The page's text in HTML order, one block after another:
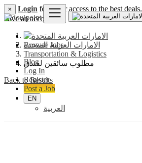
Browse Jobs
Blog
Log In
Register
Post a Job
EN
العربية
× Login for faster access to the best deals.
have an account.
الامارات العربية المتحدة
Transportation & Logistics
مطلوب سائقين لفندق
Back to Results